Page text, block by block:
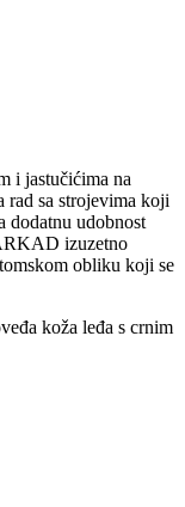
i jastučićima na
rad sa strojevima koji
dodatnu udobnost
izuzetno
obliku koji se
koža leđa s crnim